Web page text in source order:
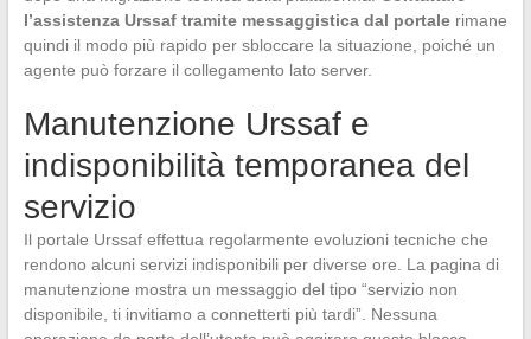
l’assistenza Urssaf tramite messaggistica dal portalerimane
quindi il modo più rapido per sbloccare la situazione, poiché un
agente può forzare il collegamento lato server.
Manutenzione Urssaf e
indisponibilità temporanea del
servizio
Il portale Urssaf effettua regolarmente evoluzioni tecniche che
rendono alcuni servizi indisponibili per diverse ore. La pagina di
manutenzione mostra un messaggio del tipo “servizio non
disponibile, ti invitiamo a connetterti più tardi”. Nessuna